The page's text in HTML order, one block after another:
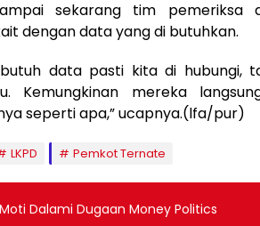
sekarang tim pemeriksa
dengan data yang di butuhkan.
data pasti kita di hubungi,
Kemungkinan mereka
seperti apa,” ucapnya.(lfa/pur)
LKPD Pemkot Ternate
Dalami Dugaan Money Politics